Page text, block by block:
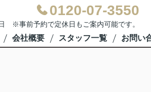
0120-07-3550
※事前予約で定休日もご案内可能です。
会社概要 スタッフ一覧 お問い